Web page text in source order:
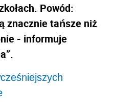
Powód:
znacznie tańsze niż
- informuje